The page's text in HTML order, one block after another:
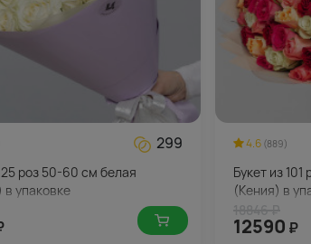
299
25 роз 50-60 см белая
в упаковке
4.6 (889)
Букет из
(Кения) в
12590 ₽